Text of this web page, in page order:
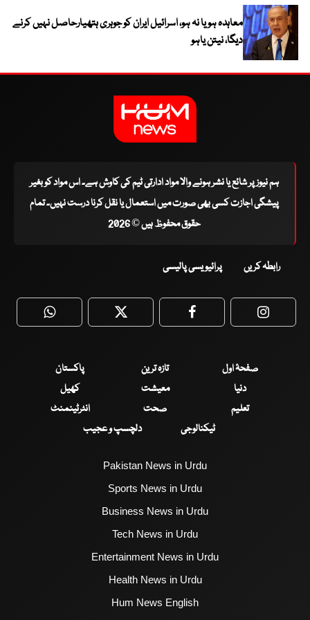
معاہدہ ہو یا نہ ہو، اسرائیل ایران کو جوہری ہتھیارحاصل نہیں کرنے
دیگا، نیتن یاہو
ہم نیوز پر شائع یا نشر ہونے والا مواد ادارتی ٹیم کی کاوش ہے۔ اس مواد کو بغیر
پیشگی اجازت کسی بھی صورت میں استعمال یا نقل کرنا درست نہیں۔ تمام
حقوق محفوظ ہیں © 2026
رابطہ کریں پرائیویسی پالیسی
WhatsApp Twitter Facebook
صفحۂ اول تازہ ترین
پاکستان
دنیا
معیشت
کھیل
تعلیم
صحت
انٹرٹینمنٹ
ٹیکنالوجی
دلچسپ و عجیب
Pakistan News in Urdu
Sports News in Urdu
Business News in Urdu
Tech News in Urdu
Entertainment News in Urdu
Health News in Urdu
Hum News English